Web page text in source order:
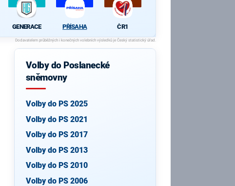
GENERACE PŘÍSAHA ČR1
Volby do Poslanecké
sněmovny
Volby do PS 2025
Volby do PS 2021
Volby do PS 2017
Volby do PS 2013
Volby do PS 2010
Volby do PS 2006